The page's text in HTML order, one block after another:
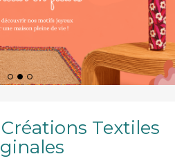
Créations Textiles